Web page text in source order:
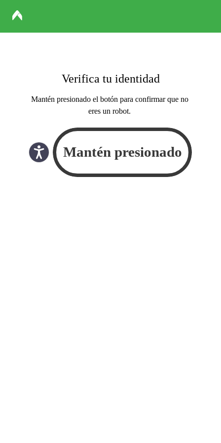
Verifica tu identidad
Mantén presionado el botón para confirmar que no
eres un robot.